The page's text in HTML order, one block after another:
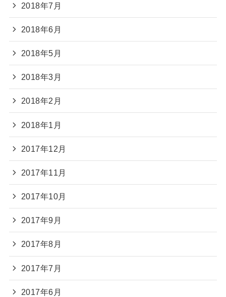
2018年7月
2018年6月
2018年5月
2018年3月
2018年2月
2018年1月
2017年12月
2017年11月
2017年10月
2017年9月
2017年8月
2017年7月
2017年6月